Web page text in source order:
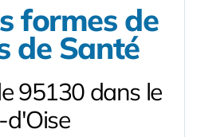
formes de
de Santé
95130 dans le
d'Oise